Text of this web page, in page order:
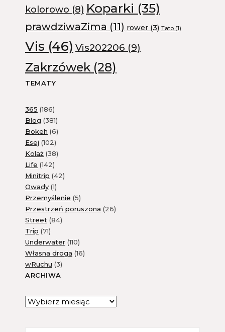
kolorowo (8) Koparki (35)
prawdziwaZima (11) rower (3) Tato (1)
Vis (46) Vis202206 (9)
Zakrzówek(28)
TEMATY
365 (186)
Blog (381)
Bokeh (6)
Esej (102)
Kolaż (38)
Life (142)
Minitrip (42)
Owady (1)
Przemyślenie (5)
Przestrzeń poruszona (26)
Street (84)
Trip (71)
Underwater (110)
Własna droga (16)
wRuchu (3)
ARCHIWA